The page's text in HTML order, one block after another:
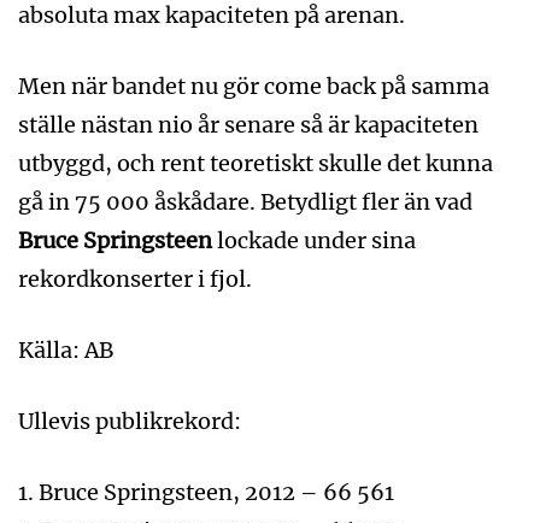
absoluta max kapaciteten på arenan.
Men när bandet nu gör come back på samma
ställe nästan nio år senare så är kapaciteten
utbyggd, och rent teoretiskt skulle det kunna
gå in 75 000 åskådare. Betydligt fler än vad
Bruce Springsteenlockade under sina
rekordkonserter i fjol.
Källa: AB
Ullevis publikrekord:
1. Bruce Springsteen, 2012 – 66 561